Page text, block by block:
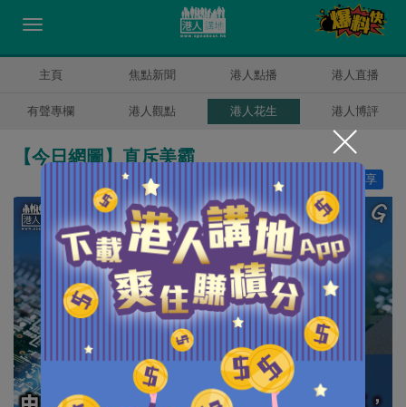
主頁 焦點新聞 港人點播 港人直播
有聲專欄 港人觀點 港人花生 港人博評
【今日網圖】直斥美霸
分享